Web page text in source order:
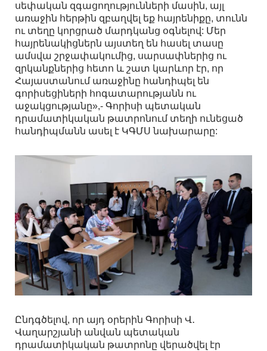
սեփական զգացողությունների մասին, այլ
առաջին հերթին զբաղվել եք հայրենիքը, տունն
ու տեղը կորցրած մարդկանց օգնելով: Մեր
հայրենակիցներն այստեղ են հասել տասը
ամսվա շրջափակումից, սարսափներից ու
զրկանքներից հետո և շատ կարևոր էր, որ
Հայաստանում առաջինը հանդիպել են
գորիսեցիների հոգատարությանն ու
աջակցությանը»,- Գորիսի պետական
դրամատիկական թատրոնում տեղի ունեցած
հանդիպմանն ասել է ԿԳՄՍ նախարարը:
Ընդգծելով, որ այդ օրերին Գորիսի Վ․
Վաղարշյանի անվան պետական
դրամատիկական թատրոնը վերածվել էր